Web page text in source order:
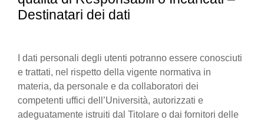
Destinatari dei dati
I dati personali degli utenti potranno essere conosciuti
e trattati, nel rispetto della vigente normativa in
materia, da personale e da collaboratori dei
competenti uffici dell’Università, autorizzati e
adeguatamente istruiti dal Titolare o dai fornitori delle